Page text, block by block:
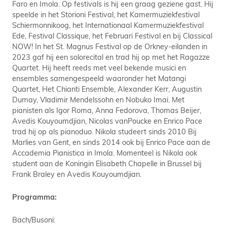
Faro en Imola. Op festivals is hij een graag geziene gast. Hij
speelde in het Storioni Festival, het Kamermuziekfestival
Schiermonnikoog, het Internationaal Kamermuziekfestival
Ede, Festival Classique, het Februari Festival en bij Classical
NOW! In het St. Magnus Festival op de Orkney-eilanden in
2023 gaf hij een solorecital en trad hij op met het Ragazze
Quartet. Hij heeft reeds met veel bekende musici en
ensembles samengespeeld waaronder het Matangi
Quartet, Het Chianti Ensemble, Alexander Kerr, Augustin
Dumay, Vladimir Mendelssohn en Nobuko Imai. Met
pianisten als Igor Roma, Anna Fedorova, Thomas Beijer,
Avedis Kouyoumdjian, Nicolas vanPoucke en Enrico Pace
trad hij op als pianoduo. Nikola studeert sinds 2010 Bij
Marlies van Gent, en sinds 2014 ook bij Enrico Pace aan de
Accademia Pianistica in Imola. Momenteel is Nikola ook
student aan de Koningin Elisabeth Chapelle in Brussel bij
Frank Braley en Avedis Kouyoumdjian.
Programma:
Bach/Busoni: